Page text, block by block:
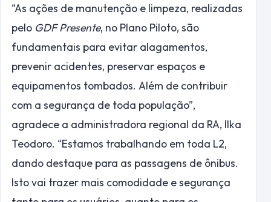
“As ações de manutenção e limpeza, realizadas
pelo GDF Presente, no Plano Piloto, são
fundamentais para evitar alagamentos,
prevenir acidentes, preservar espaços e
equipamentos tombados. Além de contribuir
com a segurança de toda população”,
agradece a administradora regional da RA, Ilka
Teodoro. “Estamos trabalhando em toda L2,
dando destaque para as passagens de ônibus.
Isto vai trazer mais comodidade e segurança